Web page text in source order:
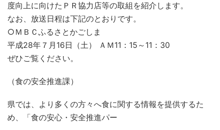
度向上に向けたＰＲ協力店等の取組を紹介します。
なお、放送日程は下記のとおりです。
○ＭＢＣふるさとかごしま
平成28年７月16日（土） ＡＭ11：15～11：30
ぜひご覧ください。
（食の安全推進課）
県では、より多くの方々へ食に関する情報を提供するた
め、「食の安心・安全推進パー